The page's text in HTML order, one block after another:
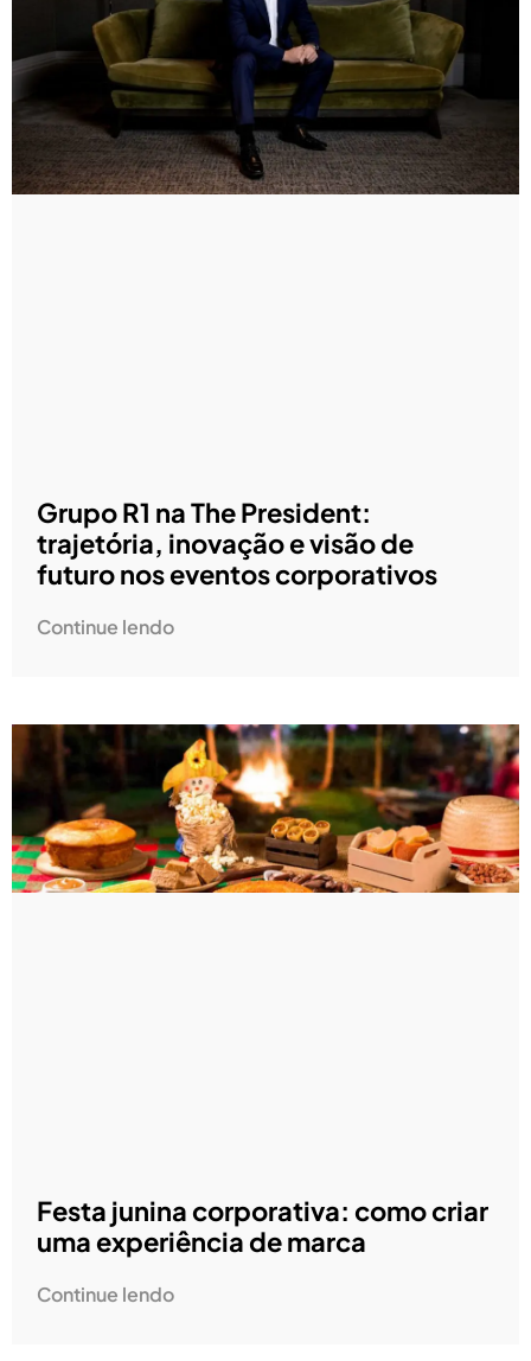
Grupo R1 na The President:
trajetória, inovação e visão de
futuro nos eventos corporativos
Continue lendo
Festa junina corporativa: como criar
uma experiência de marca
Continue lendo